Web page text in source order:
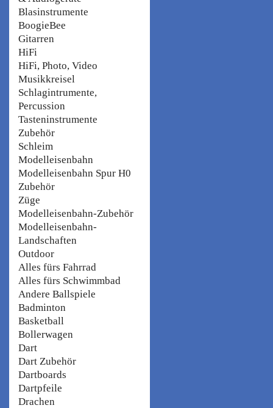
Blasinstrumente
BoogieBee
Gitarren
HiFi
HiFi, Photo, Video
Musikkreisel
Schlagintrumente,
Percussion
Tasteninstrumente
Zubehör
Schleim
Modelleisenbahn
Modelleisenbahn Spur H0
Zubehör
Züge
Modelleisenbahn-Zubehör
Modelleisenbahn-
Landschaften
Outdoor
Alles fürs Fahrrad
Alles fürs Schwimmbad
Andere Ballspiele
Badminton
Basketball
Bollerwagen
Dart
Dart Zubehör
Dartboards
Dartpfeile
Drachen